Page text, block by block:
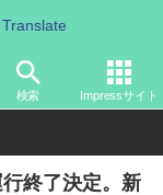
Translate
検索 Impressサイト
JR
終了決定。新